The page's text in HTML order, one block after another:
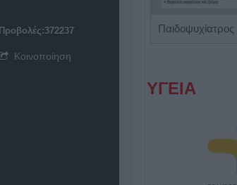
Προβολές:372237
Κοινοποίηση
ΥΓΕΙΑ